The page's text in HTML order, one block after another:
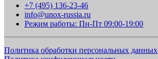
+7 (495) 136-23-46
info@unox-russia.ru
Режим работы: Пн-Пт 09:00-19:00
Политика обработки персональных данных